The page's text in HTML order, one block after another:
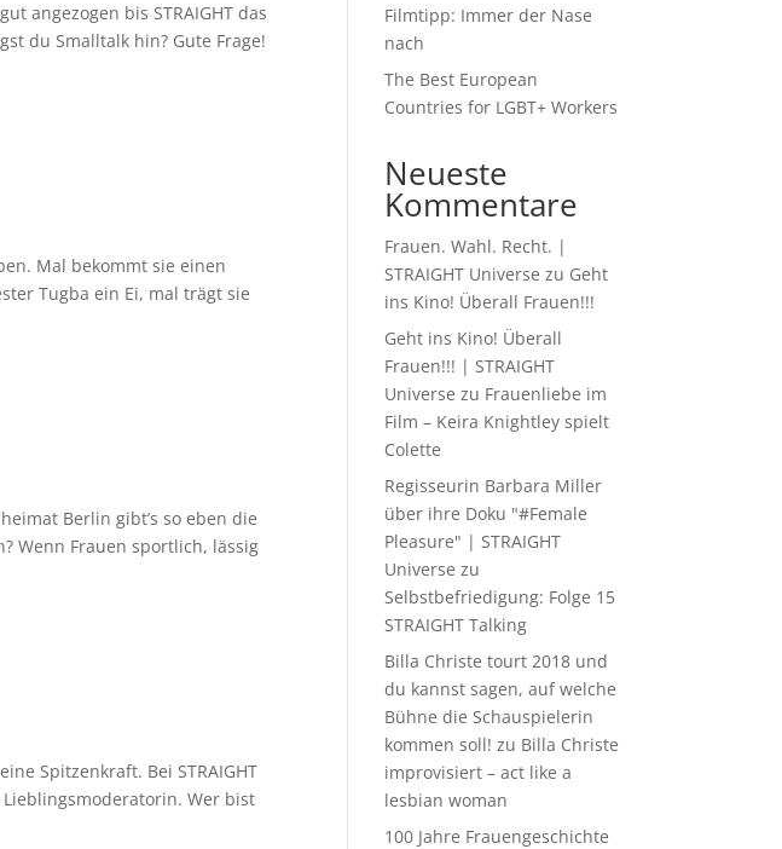
angezogen bis STRAIGHT das
du Smalltalk hin? Gute Frage!
Mal bekommt sie einen
Tugba ein Ei, mal trägt sie
Berlin gibt’s so eben die
Wenn Frauen sportlich, lässig
Spitzenkraft. Bei STRAIGHT
Wer bist
Filmtipp: Immer der Nase
nach
The Best European
Countries for LGBT+ Workers
Neueste
Kommentare
Frauen. Wahl. Recht. |
STRAIGHT Universe zu Geht
ins Kino! Überall Frauen!!!
Geht ins Kino! Überall
Frauen!!! | STRAIGHT
Universe zu Frauenliebe im
Film – Keira Knightley spielt
Colette
Regisseurin Barbara Miller
über ihre Doku "#Female
Pleasure" | STRAIGHT
Universe zu
Selbstbefriedigung: Folge 15
STRAIGHT Talking
Billa Christe tourt 2018 und
du kannst sagen, auf welche
Bühne die Schauspielerin
kommen soll! zu Billa Christe
improvisiert – act like a
lesbian woman
100 Jahre Frauengeschichte